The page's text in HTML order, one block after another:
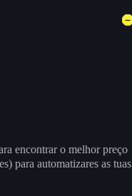
encontrar o melhor preço
para automatizares as tuas